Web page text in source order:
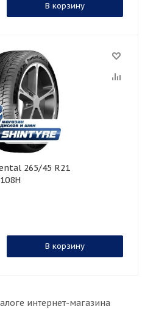
В корзину
В корзину
интернет-магазина